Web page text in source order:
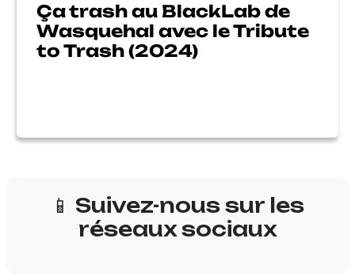
Ça trash au BlackLab de
Wasquehal avec le Tribute
to Trash (2024)
📱 Suivez-nous sur les
réseaux sociaux